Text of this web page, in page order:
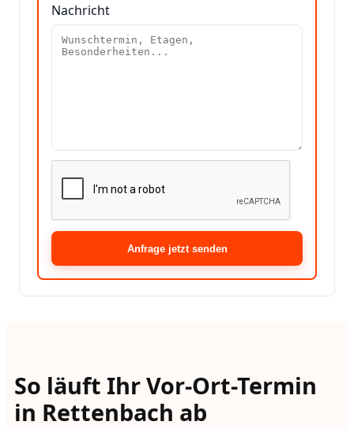
Nachricht
Anfrage jetzt senden
So läuft Ihr Vor-Ort-Termin
in Rettenbach ab